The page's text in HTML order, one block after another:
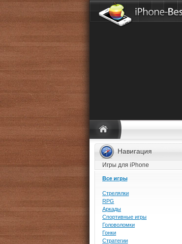
Навигация
Игры для iPhone
Все игры
Стрелялки
RPG
Аркады
Спортивные игры
Головоломки
Гонки
Стратегии